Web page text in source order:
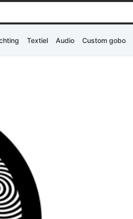
Textiel Audio Custom gobo